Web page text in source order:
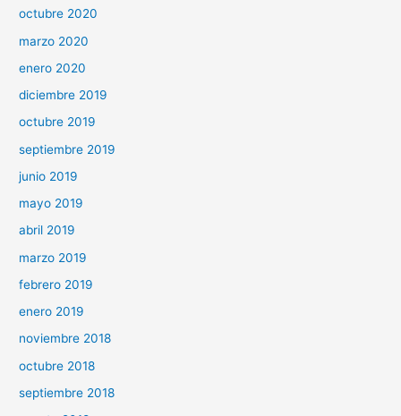
octubre 2020
marzo 2020
enero 2020
diciembre 2019
octubre 2019
septiembre 2019
junio 2019
mayo 2019
abril 2019
marzo 2019
febrero 2019
enero 2019
noviembre 2018
octubre 2018
septiembre 2018